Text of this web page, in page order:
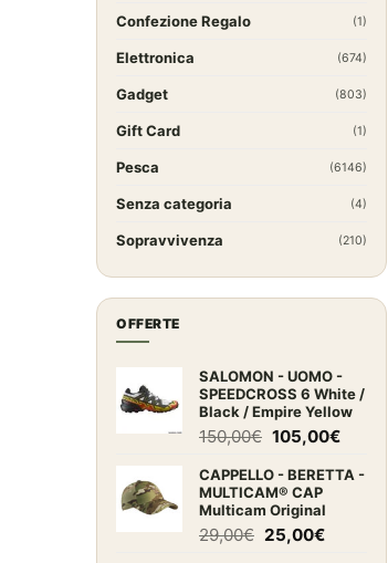
Confezione Regalo (1)
Elettronica (674)
Gadget (803)
Gift Card (1)
Pesca (6146)
Senza categoria (4)
Sopravvivenza (210)
OFFERTE
SALOMON - UOMO -
SPEEDCROSS 6 White /
Black / Empire Yellow
150,00€ Il
originale
era:
150,00€.
105,00€Il
attuale
CAPPELLO - BERETTA -
MULTICAM® CAP
Multicam Original
29,00€ Il
25,00€Il